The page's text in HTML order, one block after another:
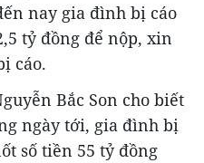
nay gia đình bị cáo
tỷ đồng để nộp, xin
cáo.
Bắc Son cho biết
ngày tới, gia đình bị
số tiền 55 tỷ đồng